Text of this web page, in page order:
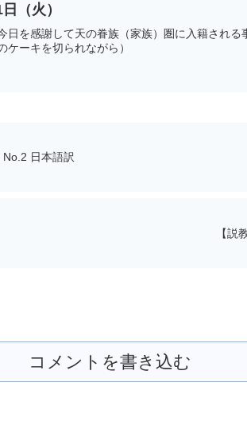
（火）
日を感謝して天の眷族（家族）圏に入籍され
ーキを切られながら）
日本語訳
【説
コメントを書き込む